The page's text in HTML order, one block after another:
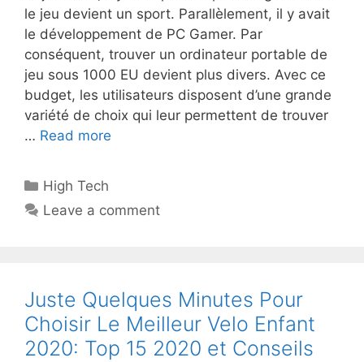
le jeu devient un sport. Parallèlement, il y avait
le développement de PC Gamer. Par
conséquent, trouver un ordinateur portable de
jeu sous 1000 EU devient plus divers. Avec ce
budget, les utilisateurs disposent d’une grande
variété de choix qui leur permettent de trouver
… Read more
High Tech
Leave a comment
Juste Quelques Minutes Pour
Choisir Le Meilleur Velo Enfant
2020: Top 15 2020 et Conseils